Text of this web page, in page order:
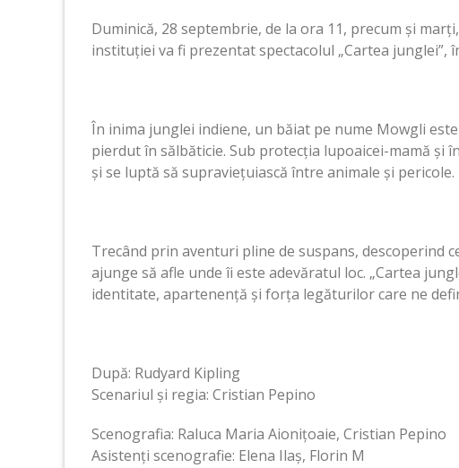
Duminică, 28 septembrie, de la ora 11, precum și
instituției va fi prezentat spectacolul „Cartea junglei”,
În inima junglei indiene, un băiat pe nume Mowgli
pierdut în sălbăticie. Sub protecția lupoaicei-mamă și
și se luptă să supraviețuiască între animale și pericole.
Trecând prin aventuri pline de suspans, descoperind
ajunge să afle unde îi este adevăratul loc. „Cartea
identitate, apartenență și forța legăturilor care ne
După: Rudyard Kipling
Scenariul și regia: Cristian Pepino
Scenografia: Raluca Maria Aionițoaie, Cristian Pepino
Asistenți scenografie: Elena Ilaș, Florin M